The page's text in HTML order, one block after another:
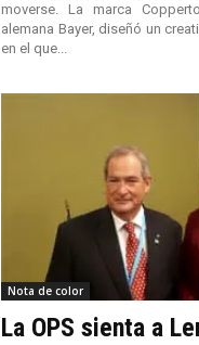
moverse. La marca
alemana Bayer, diseñó un
en el que...
Nota de color
La OPS sienta a